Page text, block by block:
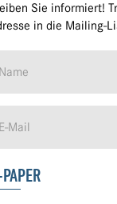
Sie informiert!
in die Mailing-